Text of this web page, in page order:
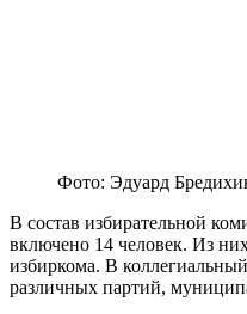
Фото: Эдуард
В состав избирательной
включено 14 человек. Из
избиркома. В
различных партий,